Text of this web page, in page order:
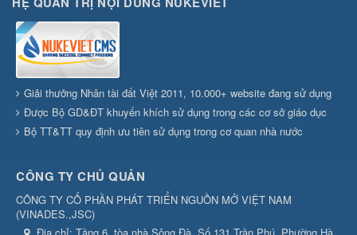
Giải thưởng Nhân tài đất Việt 2011, 10.000+ website đang sử dụng
Được Bộ GD&ĐT khuyến khích sử dụng trong các cơ sở giáo dục
Bộ TT&TT quy định ưu tiên sử dụng trong cơ quan nhà nước
CÔNG TY CHỦ QUẢN
CÔNG TY CỔ PHẦN PHÁT TRIỂN NGUỒN MỞ VIỆT NAM
(VINADES.,JSC)